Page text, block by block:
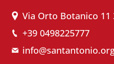
Via Orto Botanico 11
+39 0498225777